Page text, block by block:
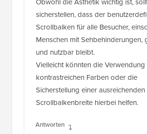
Obwohl die Ästhetik wichtig ist,
sicherstellen, dass der
Scrollbalken für alle Besucher,
Menschen mit Sehbehinderungen,
und nutzbar bleibt.
Vielleicht könnten die Verwendung
kontrastreichen Farben oder die
Sicherstellung einer ausreichenden
Scrollbalkenbreite hierbei helfen.
Antworten